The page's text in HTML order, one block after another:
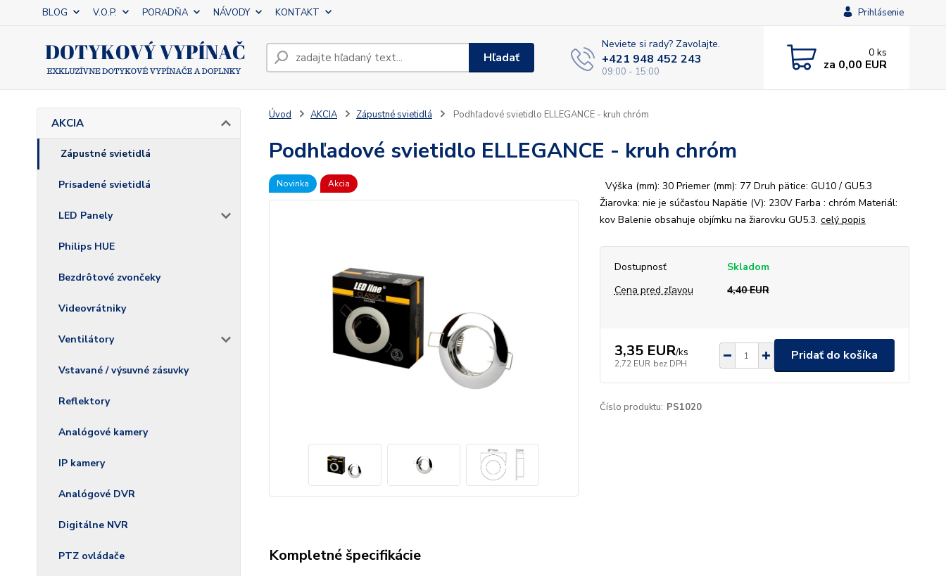
BLOG V.O.P. PORADŇA NÁVODY KONTAKT Prihlásenie
Hľadať
Neviete si rady? Zavolajte.
+421 948 452 243
09:00 - 15:00
0 ks
za 0,00 EUR
AKCIA
Zápustné svietidlá
Prisadené svietidlá
LED Panely
Philips HUE
Bezdrôtové zvončeky
Videovrátniky
Ventilátory
Vstavané / výsuvné zásuvky
Reflektory
Analógové kamery
IP kamery
Analógové DVR
Digitálne NVR
PTZ ovládače
Úvod AKCIA Zápustné svietidlá Podhľadové svietidlo ELLEGANCE - kruh chróm
Podhľadové svietidlo ELLEGANCE - kruh chróm
Novinka Akcia
Výška (mm): 30 Priemer (mm): 77 Druh pätice: GU10 / GU5.3
Žiarovka: nie je súčasťou Napätie (V): 230V Farba : chróm Materiál:
kov Balenie obsahuje objímku na žiarovku GU5.3. celý popis
Dostupnosť
Skladom
Cena pred zľavou
4,40 EUR
3,35 EUR/ks
2,72 EUR bez DPH
Pridať do košíka
Číslo produktu: PS1020
Kompletné špecifikácie